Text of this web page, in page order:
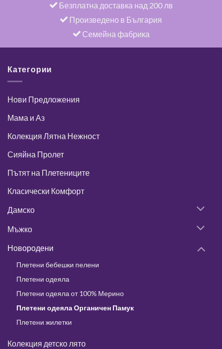
Безплатна доставка над 200 лв
Произведено в България
Семейна фабрика
Категории
Нови Предложения
Мама и Аз
Колекция Лятна Нежност
Сияйна Пролет
Пътят на Плетениците
Класически Комфорт
Дамско
Мъжко
Новородени
Плетени бебешки пелени
Плетени одеяла
Плетени одеяла от 100% Мерино
Плетени одеяла Органичен Памук
Плетени жилетки
Колекция детско лято